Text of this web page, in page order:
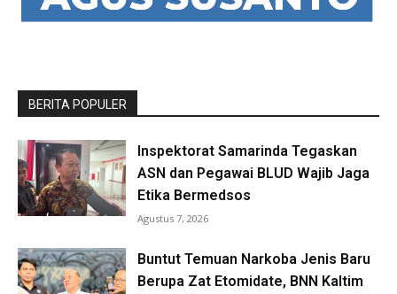
BERITA POPULER
Inspektorat Samarinda Tegaskan
ASN dan Pegawai BLUD Wajib Jaga
Etika Bermedsos
Agustus 7, 2026
Buntut Temuan Narkoba Jenis Baru
Berupa Zat Etomidate, BNN Kaltim